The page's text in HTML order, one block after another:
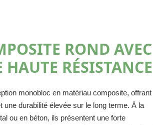
ROND AVEC
RÉSISTANCE
monobloc en matériau composite, offrant
une durabilité élevée sur le long terme. À la
ou en béton, ils présentent une forte